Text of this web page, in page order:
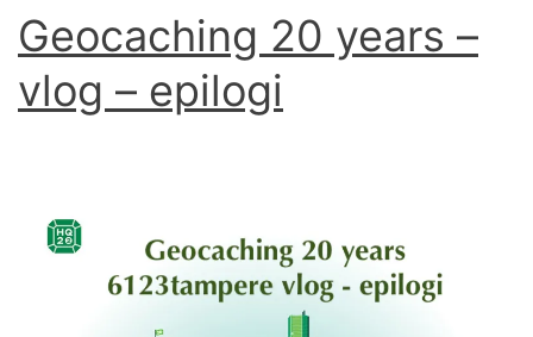
Geocaching 20 years –
vlog – epilogi